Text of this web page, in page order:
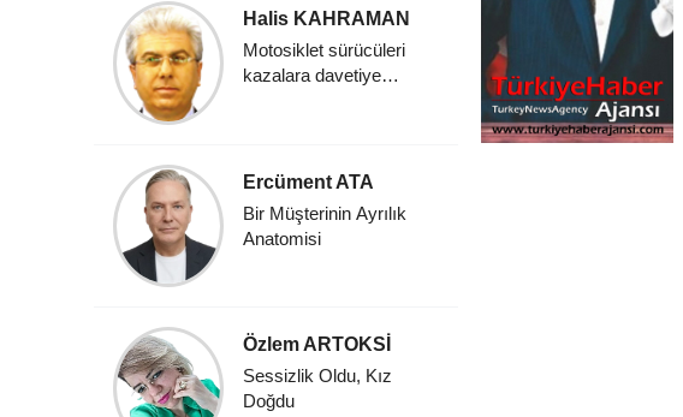
Halis KAHRAMAN
Motosiklet sürücüleri
kazalara davetiye
Ercüment ATA
Bir Müşterinin Ayrılık
Anatomisi
Özlem ARTOKSİ
Sessizlik Oldu, Kız
Doğdu
Ali
BİR